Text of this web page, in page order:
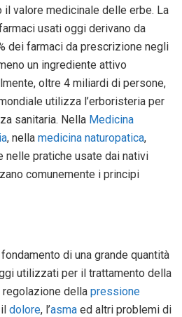
il valore medicinale delle erbe. La
usati oggi derivano da
dei farmaci da prescrizione negli
un ingrediente attivo
oltre 4 miliardi di persone,
utilizza l’erboristeria per
sanitaria. Nella Medicina
, nella medicina naturopatica,
nelle pratiche usate dai nativi
comunemente i principi
di una grande quantità
utilizzati per il trattamento della
regolazione della pressione
dolore, l’asma ed altri problemi di